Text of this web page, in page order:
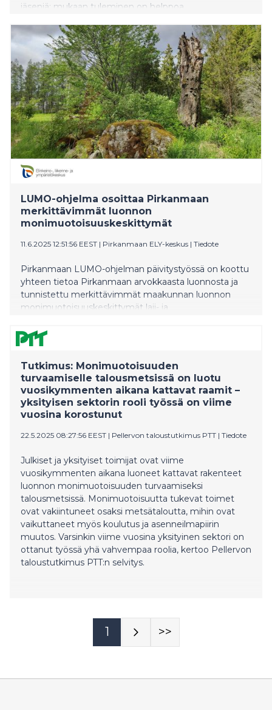
jäseniä: mukaan tuleminen on helppoa.
LUMO-ohjelma osoittaa Pirkanmaan
merkittävimmät luonnon
monimuotoisuuskeskittymät
11.6.2025 12:51:56 EEST | Pirkanmaan ELY-keskus | Tiedote
Pirkanmaan LUMO-ohjelman päivitystyössä on koottu
yhteen tietoa Pirkanmaan arvokkaasta luonnosta ja
tunnistettu merkittävimmät maakunnan luonnon
monimuotoisuuskeskittymät laji- ja
ohjelmaa päivitetään osana luontokatoa torjuvaa
Priodiversity LIFE -hanketta.
Tutkimus: Monimuotoisuuden
turvaamiselle talousmetsissä on luotu
vuosikymmenten aikana kattavat raamit –
yksityisen sektorin rooli työssä on viime
vuosina korostunut
22.5.2025 08:27:56 EEST | Pellervon taloustutkimus PTT | Tiedote
Julkiset ja yksityiset toimijat ovat viime
vuosikymmenten aikana luoneet kattavat rakenteet
luonnon monimuotoisuuden turvaamiseksi
talousmetsissä. Monimuotoisuutta tukevat toimet
ovat vakiintuneet osaksi metsätaloutta, mihin ovat
vaikuttaneet myös koulutus ja asenneilmapiirin
muutos. Varsinkin viime vuosina yksityinen sektori on
ottanut työssä yhä vahvempaa roolia, kertoo Pellervon
taloustutkimus PTT:n selvitys.
1 >>